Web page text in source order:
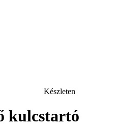
Készleten
kulcstartó